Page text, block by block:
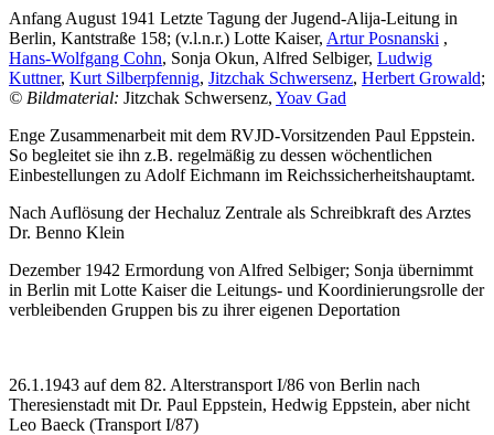
Anfang August 1941 Letzte Tagung der Jugend-Alija-Leitung in
Berlin, Kantstraße 158; (v.l.n.r.) Lotte Kaiser, Artur Posnanski ,
Hans-Wolfgang Cohn, Sonja Okun, Alfred Selbiger, Ludwig
Kuttner, Kurt Silberpfennig, Jitzchak Schwersenz, Herbert Growald;
© Bildmaterial: Jitzchak Schwersenz, Yoav Gad
Enge Zusammenarbeit mit dem RVJD-Vorsitzenden Paul Eppstein.
So begleitet sie ihn z.B. regelmäßig zu dessen wöchentlichen
Einbestellungen zu Adolf Eichmann im Reichssicherheitshauptamt.
Nach Auflösung der Hechaluz Zentrale als Schreibkraft des Arztes
Dr. Benno Klein
Dezember 1942 Ermordung von Alfred Selbiger; Sonja übernimmt
in Berlin mit Lotte Kaiser die Leitungs- und Koordinierungsrolle der
verbleibenden Gruppen bis zu ihrer eigenen Deportation
26.1.1943 auf dem 82. Alterstransport I/86 von Berlin nach
Theresienstadt mit Dr. Paul Eppstein, Hedwig Eppstein, aber nicht
Leo Baeck (Transport I/87)